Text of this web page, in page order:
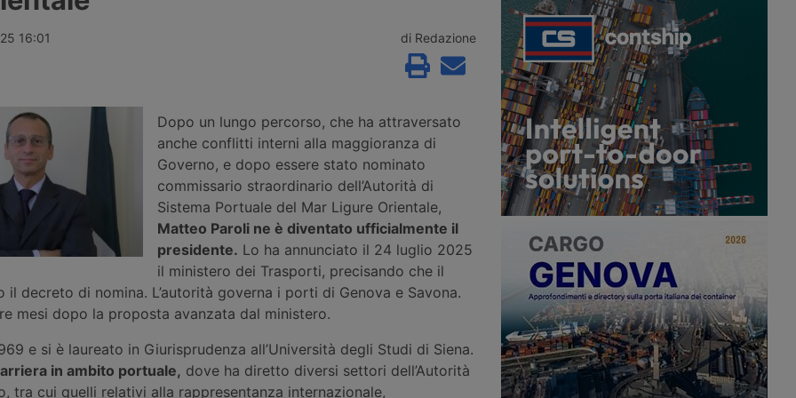
di calo
York e
la squadra dirigente confermando
tre vice presidenti, accogliendo un
nuovo ingresso e assegnando la
guida delle tredici commissioni
interventi in nove porti italiani, tra
opere nuove a Trieste, Messina e
Venezia e il rifinanziamento di
progetti già avviati in altri sei scali.
16:01 di Redazione
Dopo un lungo percorso, che ha attraversato
anche conflitti interni alla maggioranza di
Governo, e dopo essere stato nominato
commissario straordinario dell’Autorità di
Sistema Portuale del Mar Ligure Orientale,
Matteo Paroli ne è diventato ufficialmente il
presidente. Lo ha annunciato il 24 luglio 2025
il ministero dei Trasporti, precisando che il
il decreto di nomina. L’autorità governa i porti di Genova e Savona.
mesi dopo la proposta avanzata dal ministero.
e si è laureato in Giurisprudenza all’Università degli Studi di Siena.
in ambito portuale, dove ha diretto diversi settori dell’Autorità
tra cui quelli relativi alla rappresentanza internazionale,